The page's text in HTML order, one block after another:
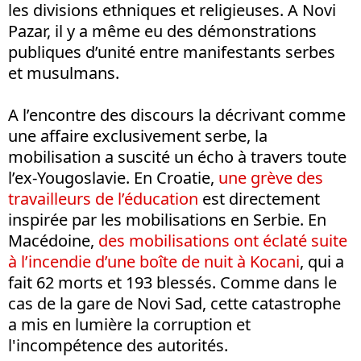
les divisions ethniques et religieuses. A Novi
Pazar, il y a même eu des démonstrations
publiques d’unité entre manifestants serbes
et musulmans.
A l’encontre des discours la décrivant comme
une affaire exclusivement serbe, la
mobilisation a suscité un écho à travers toute
l’ex-Yougoslavie. En Croatie, une grève des
travailleurs de l’éducation est directement
inspirée par les mobilisations en Serbie. En
Macédoine, des mobilisations ont éclaté suite
à l’incendie d’une boîte de nuit à Kocani, qui a
fait 62 morts et 193 blessés. Comme dans le
cas de la gare de Novi Sad, cette catastrophe
a mis en lumière la corruption et
l'incompétence des autorités.